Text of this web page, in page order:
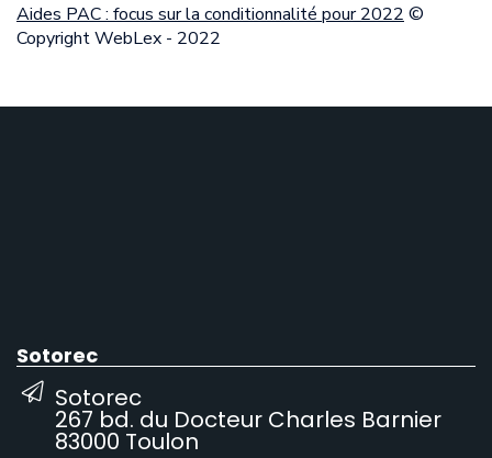
Aides PAC : focus sur la conditionnalité pour 2022 ©
Copyright WebLex - 2022
Sotorec
Sotorec
267 bd. du Docteur Charles Barnier
83000 Toulon